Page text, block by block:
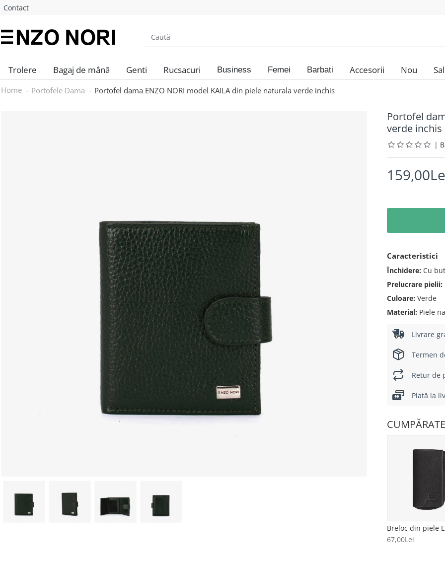
Contact
Trolere Bagaj de mână Genti Rucsacuri Business Femei Barbati Accesorii Nou
Home Portofele Dama Portofel dama ENZO NORI model KAILA din piele naturala verde inchis
Portofel
verde inchis
|
Caracteristici
Închidere: Cu
Prelucrare pielii:
Culoare: Verde
Material: Piele
Livrare
Termen
Retur de
Plată la
67,00Lei